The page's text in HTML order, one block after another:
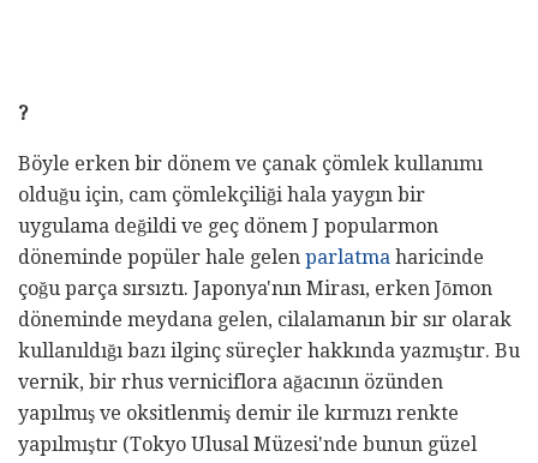
?
Böyle erken bir dönem ve çanak çömlek kullanımı
olduğu için, cam çömlekçiliği hala yaygın bir
uygulama değildi ve geç dönem J popularmon
döneminde popüler hale gelen parlatma haricinde
çoğu parça sırsıztı. Japonya'nın Mirası, erken Jōmon
döneminde meydana gelen, cilalamanın bir sır olarak
kullanıldığı bazı ilginç süreçler hakkında yazmıştır. Bu
vernik, bir rhus verniciflora ağacının özünden
yapılmış ve oksitlenmiş demir ile kırmızı renkte
yapılmıştır (Tokyo Ulusal Müzesi'nde bunun güzel